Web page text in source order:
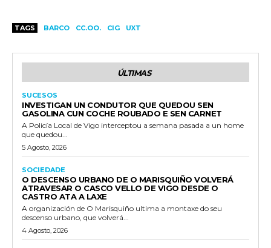
TAGS BARCO CC.OO. CIG UXT
ÚLTIMAS
SUCESOS
INVESTIGAN UN CONDUTOR QUE QUEDOU SEN
GASOLINA CUN COCHE ROUBADO E SEN CARNET
A Policía Local de Vigo interceptou a semana pasada a un home
que quedou...
5 Agosto, 2026
SOCIEDADE
O DESCENSO URBANO DE O MARISQUIÑO VOLVERÁ
ATRAVESAR O CASCO VELLO DE VIGO DESDE O
CASTRO ATA A LAXE
A organización de O Marisquiño ultima a montaxe do seu
descenso urbano, que volverá...
4 Agosto, 2026